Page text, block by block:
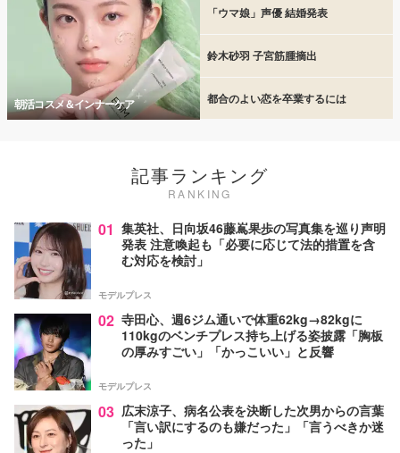
朝活コスメ＆インナーケア
「ウマ娘」声優 結婚発表
鈴木砂羽 子宮筋腫摘出
都合のよい恋を卒業するには
記事ランキング
RANKING
01 集英社、日向坂46藤嶌果歩の写真集を巡り声明
発表 注意喚起も「必要に応じて法的措置を含
む対応を検討」
モデルプレス
02 寺田心、週6ジム通いで体重62kg→82kgに
110kgのベンチプレス持ち上げる姿披露「胸板
の厚みすごい」「かっこいい」と反響
モデルプレス
03 広末涼子、病名公表を決断した次男からの言葉
「言い訳にするのも嫌だった」「言うべきか迷
った」